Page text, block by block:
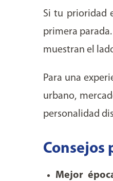
Si tu prioridad
primera
muestran el
Para una
urbano,
personalidad
Consejos
Mejor